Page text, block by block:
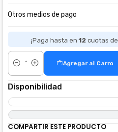
Otros medios de pago
¡Paga hasta en 12 cuotas de
Cantidad
Agregar al Carro
Disponibilidad
COMPARTIR ESTE PRODUCTO